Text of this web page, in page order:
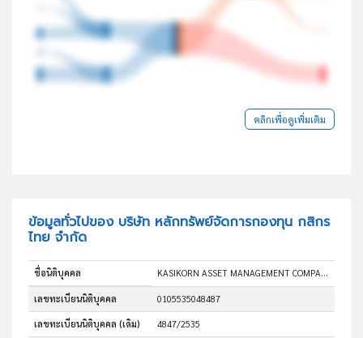
คลิกเพื่อดูเพิ่มเติม
ข้อมูลทั่วไปของ บริษัท หลักทรัพย์จัดการกองทุน กสิกร
ไทย จำกัด
ชื่อนิติบุคคล KASIKORN ASSET MANAGEMENT COMPANY LIMITED
เลขทะเบียนนิติบุคคล 0105535048487
เลขทะเบียนนิติบุคคล (เดิม) 4847/2535